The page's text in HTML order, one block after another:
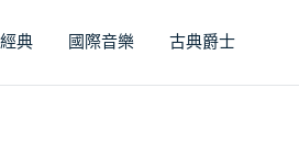
典 國際音樂 古典爵士